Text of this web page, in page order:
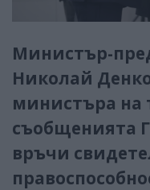
Министър-
Николай
министъра на
съобщенията
връчи